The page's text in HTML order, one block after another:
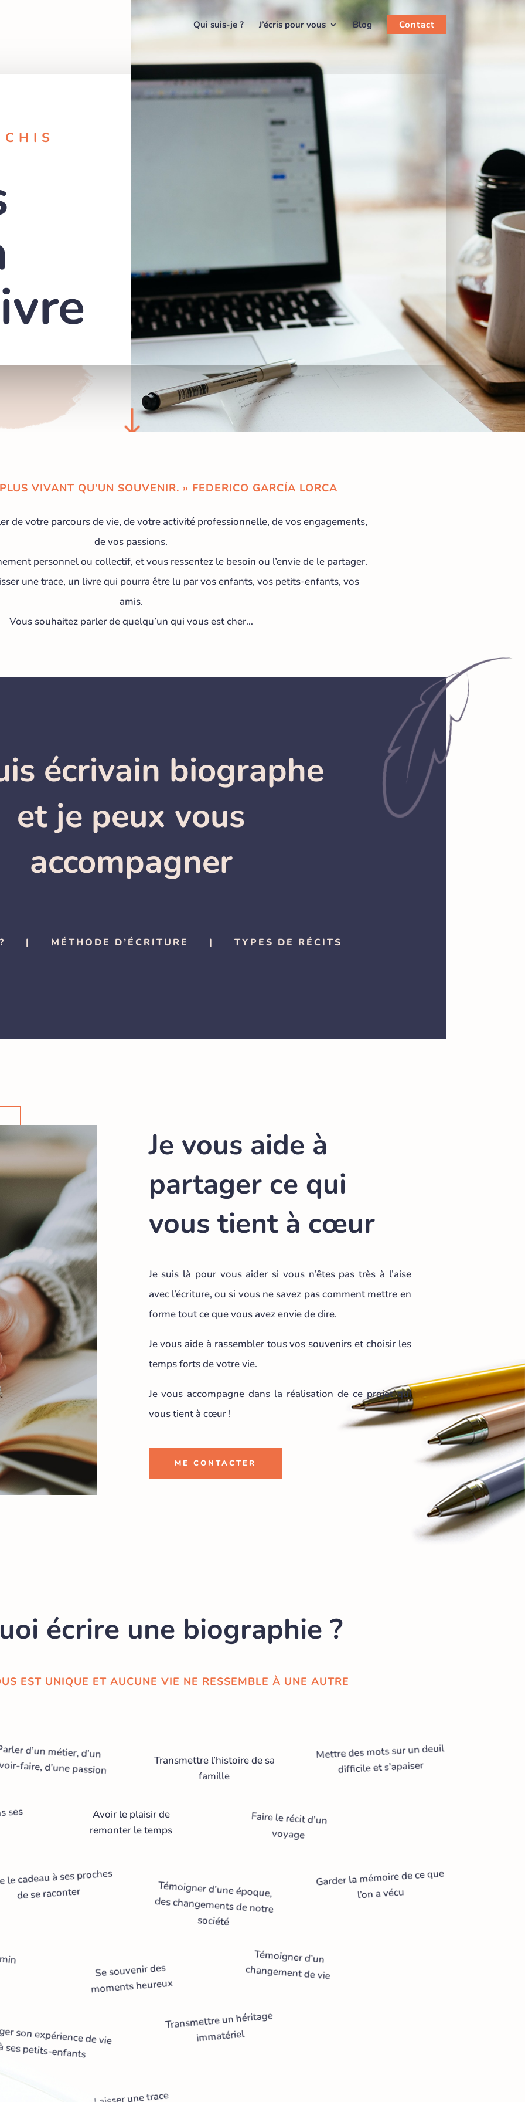
Qui suis-je ? J’écris pour vous Blog Contact
$
VIVANT QU’UN SOUVENIR. » FEDERICO GARCÍA LORCA
de votre parcours de vie, de votre activité professionnelle, de vos engagements,
de vos passions.
personnel ou collectif, et vous ressentez le besoin ou l’envie de le partager.
une trace, un livre qui pourra être lu par vos enfants, vos petits-enfants, vos
amis.
Vous souhaitez parler de quelqu’un qui vous est cher…
écrivain biographe
et je peux vous
accompagner
| MÉTHODE D’ÉCRITURE | TYPES DE RÉCITS
Je vous aide à
partager ce qui
vous tient à cœur
Je suis là pour vous aider si vous n’êtes pas très à l’aise
avec l’écriture, ou si vous ne savez pas comment mettre en
forme tout ce que vous avez envie de dire.
Je vous aide à rassembler tous vos souvenirs et choisir les
temps forts de votre vie.
Je vous accompagne dans la réalisation de ce projet qui
vous tient à cœur !
ME CONTACTER
écrire une biographie ?
EST UNIQUE ET AUCUNE VIE NE RESSEMBLE À UNE AUTRE
d’un métier, d’un
faire, d’une passion
Transmettre l’histoire de sa
famille
Mettre des mots sur un deuil
difficile et s’apaiser
ses
Avoir le plaisir de
remonter le temps
Faire le récit d’un
voyage
le cadeau à ses proches
de se raconter Témoigner d’une époque,
des changements de notre
société
Garder la mémoire de ce que
l’on a vécu
Se souvenir des
moments heureux
Témoigner d’un
changement de vie
son expérience de vie
ses petits-enfants
Transmettre un héritage
immatériel